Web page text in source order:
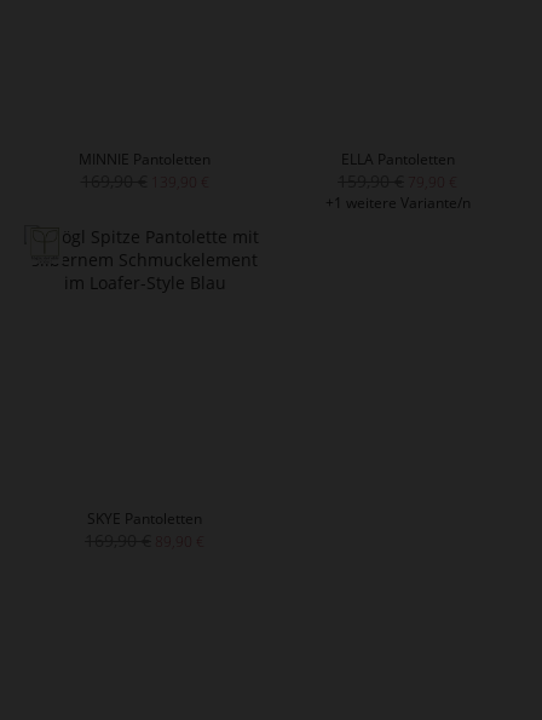
MINNIE Pantoletten ELLA Pantoletten
+1 weitere Variante/n
SKYE Pantoletten